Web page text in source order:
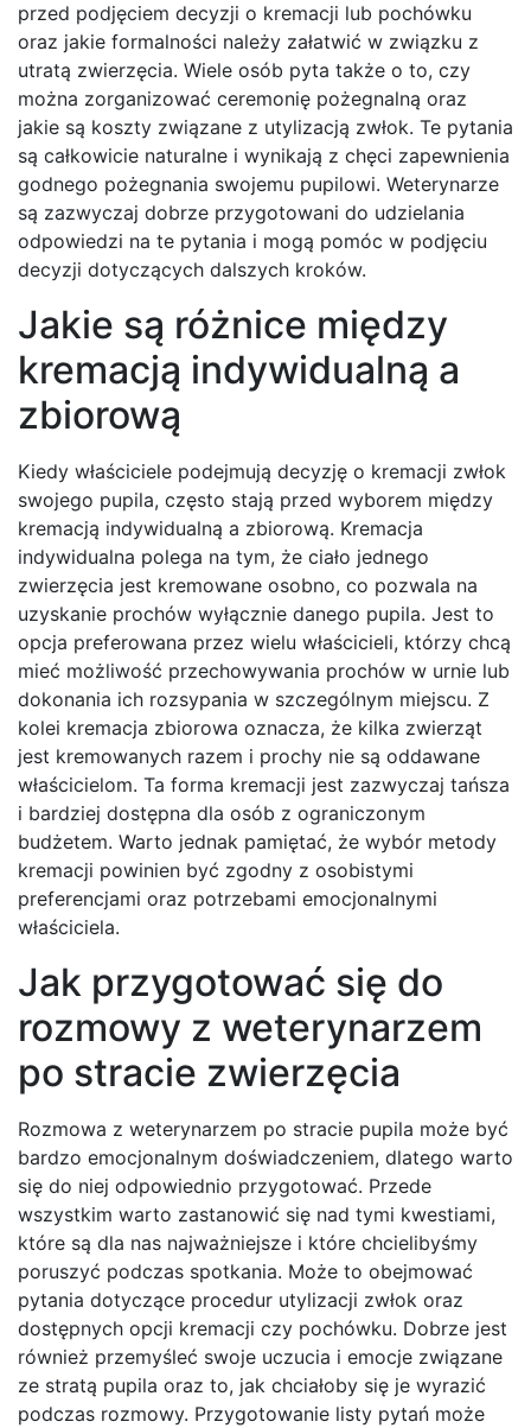
przed podjęciem decyzji o kremacji lub pochówku
oraz jakie formalności należy załatwić w związku z
utratą zwierzęcia. Wiele osób pyta także o to, czy
można zorganizować ceremonię pożegnalną oraz
jakie są koszty związane z utylizacją zwłok. Te pytania
są całkowicie naturalne i wynikają z chęci zapewnienia
godnego pożegnania swojemu pupilowi. Weterynarze
są zazwyczaj dobrze przygotowani do udzielania
odpowiedzi na te pytania i mogą pomóc w podjęciu
decyzji dotyczących dalszych kroków.
Jakie są różnice między
kremacją indywidualną a
zbiorową
Kiedy właściciele podejmują decyzję o kremacji zwłok
swojego pupila, często stają przed wyborem między
kremacją indywidualną a zbiorową. Kremacja
indywidualna polega na tym, że ciało jednego
zwierzęcia jest kremowane osobno, co pozwala na
uzyskanie prochów wyłącznie danego pupila. Jest to
opcja preferowana przez wielu właścicieli, którzy chcą
mieć możliwość przechowywania prochów w urnie lub
dokonania ich rozsypania w szczególnym miejscu. Z
kolei kremacja zbiorowa oznacza, że kilka zwierząt
jest kremowanych razem i prochy nie są oddawane
właścicielom. Ta forma kremacji jest zazwyczaj tańsza
i bardziej dostępna dla osób z ograniczonym
budżetem. Warto jednak pamiętać, że wybór metody
kremacji powinien być zgodny z osobistymi
preferencjami oraz potrzebami emocjonalnymi
właściciela.
Jak przygotować się do
rozmowy z weterynarzem
po stracie zwierzęcia
Rozmowa z weterynarzem po stracie pupila może być
bardzo emocjonalnym doświadczeniem, dlatego warto
się do niej odpowiednio przygotować. Przede
wszystkim warto zastanowić się nad tymi kwestiami,
które są dla nas najważniejsze i które chcielibyśmy
poruszyć podczas spotkania. Może to obejmować
pytania dotyczące procedur utylizacji zwłok oraz
dostępnych opcji kremacji czy pochówku. Dobrze jest
również przemyśleć swoje uczucia i emocje związane
ze stratą pupila oraz to, jak chciałoby się je wyrazić
podczas rozmowy. Przygotowanie listy pytań może